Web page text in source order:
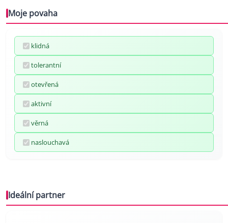
Moje povaha
klidná
tolerantní
otevřená
aktivní
věrná
naslouchavá
Ideální partner